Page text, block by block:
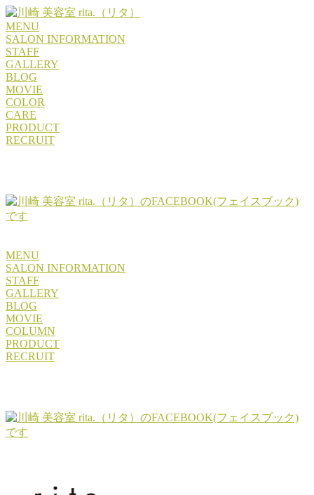
MENU
SALON INFORMATION
STAFF
GALLERY
BLOG
MOVIE
COLOR
CARE
PRODUCT
RECRUIT
MENU
SALON INFORMATION
STAFF
GALLERY
BLOG
MOVIE
COLUMN
PRODUCT
RECRUIT